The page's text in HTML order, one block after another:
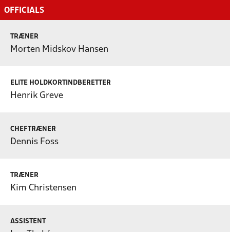
OFFICIALS
TRÆNER
Morten Midskov Hansen
ELITE HOLDKORTINDBERETTER
Henrik Greve
CHEFTRÆNER
Dennis Foss
TRÆNER
Kim Christensen
ASSISTENT